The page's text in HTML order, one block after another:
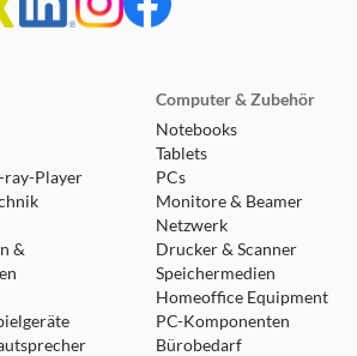
ray-Player
&
Computer & Zubehör
Notebooks
Tablets
PCs
Monitore & Beamer
Netzwerk
Drucker & Scanner
Speichermedien
Homeoffice Equipment
PC-Komponenten
Bürobedarf